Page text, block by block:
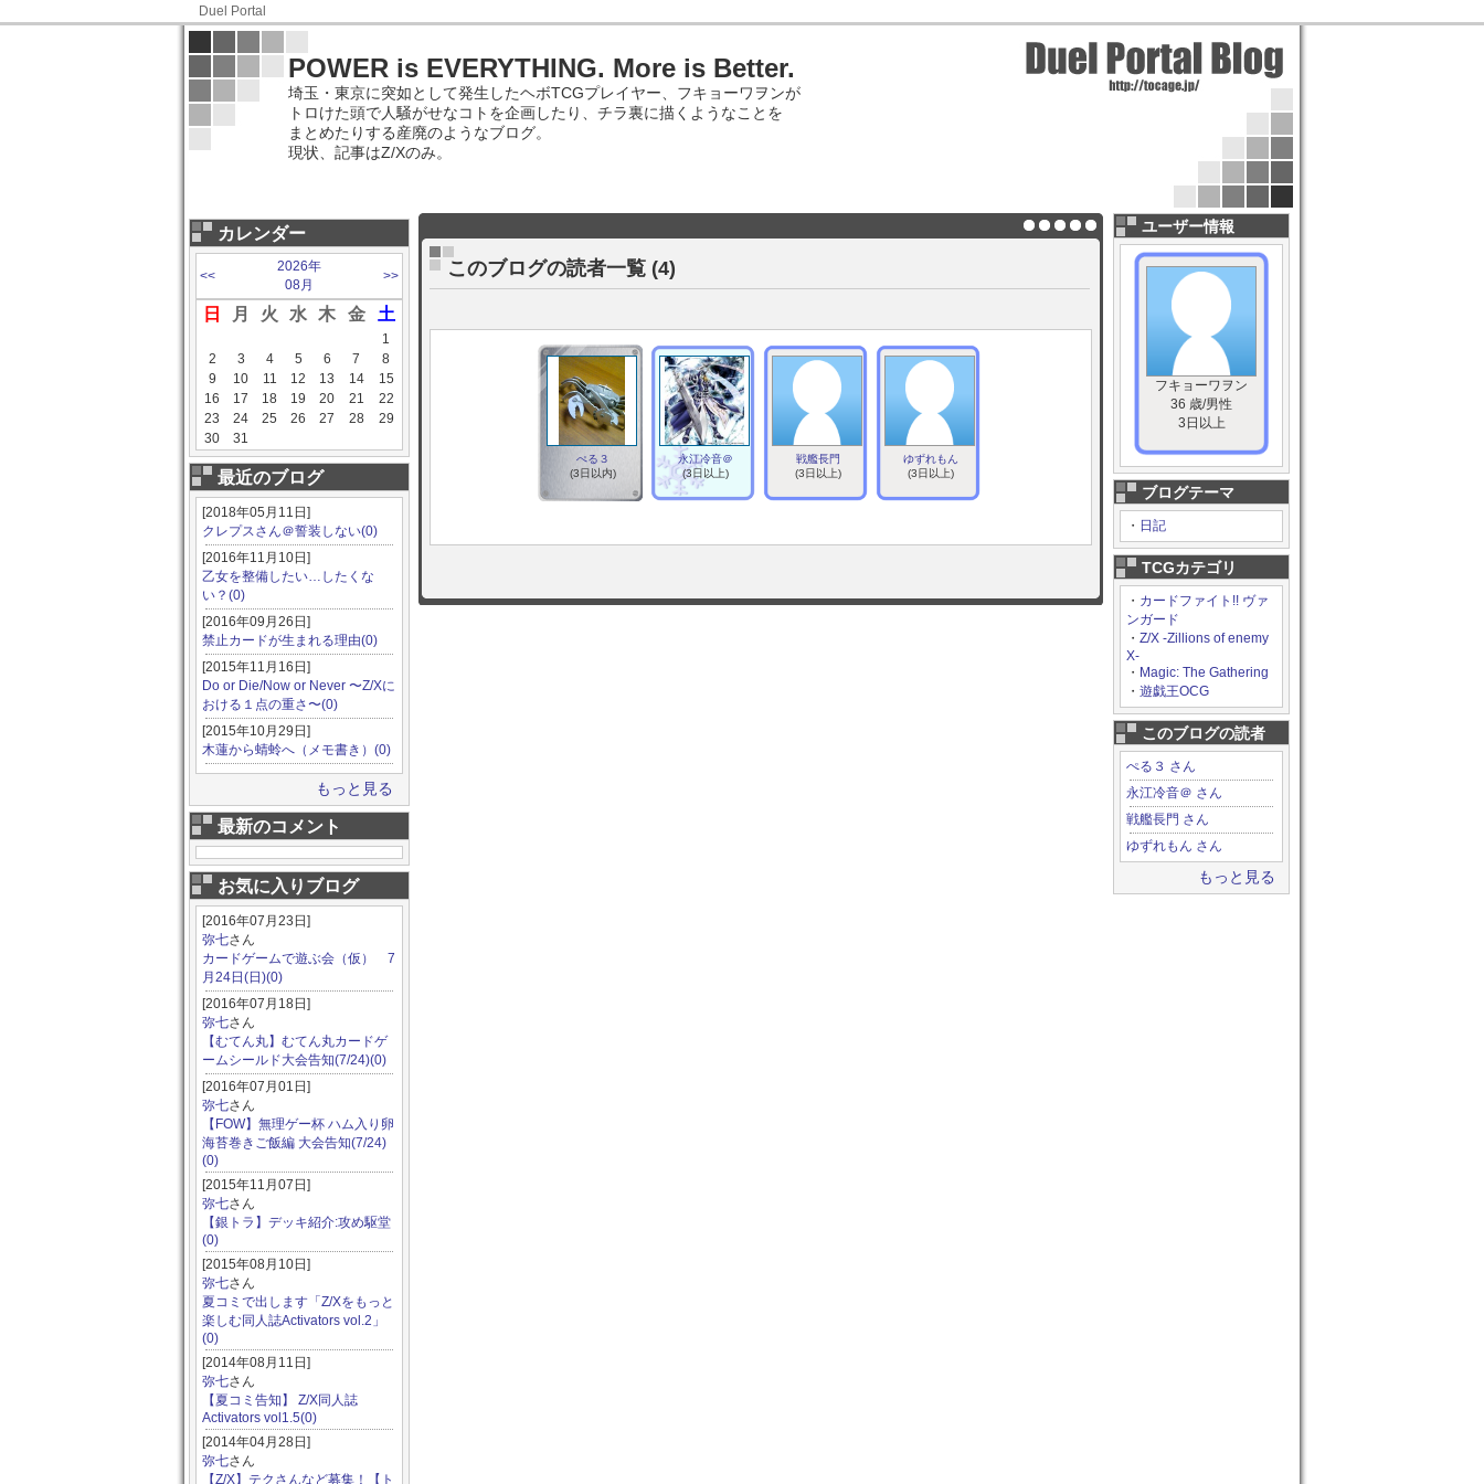
Duel Portal
POWER is EVERYTHING. More is Better.
埼玉・東京に突如として発生したヘボTCGプレイヤー、フキョーワヲンが
トロけた頭で人騒がせなコトを企画したり、チラ裏に描くようなことを
まとめたりする産廃のようなブログ。
現状、記事はZ/Xのみ。
カレンダー
<<
2026年
08月
>>
日 月 火 水 木 金 土
1
2
3 4 5 6 7
8
9
10 11 12 13 14
15
16
17 18 19 20 21
22
23
24 25 26 27 28
29
30
31
最近のブログ
[2018年05月11日]
クレプスさん＠誓装しない(0)
[2016年11月10日]
乙女を整備したい…したくな
い？(0)
[2016年09月26日]
禁止カードが生まれる理由(0)
[2015年11月16日]
Do or Die/Now or Never 〜Z/Xに
おける１点の重さ〜(0)
[2015年10月29日]
木蓮から蜻蛉へ（メモ書き）(0)
もっと見る
最新のコメント
お気に入りブログ
[2016年07月23日]
弥七さん
カードゲームで遊ぶ会（仮） 7
月24日(日)(0)
[2016年07月18日]
弥七さん
【むてん丸】むてん丸カードゲ
ームシールド大会告知(7/24)(0)
[2016年07月01日]
弥七さん
【FOW】無理ゲー杯 ハム入り卵
海苔巻きご飯編 大会告知(7/24)
(0)
[2015年11月07日]
弥七さん
【銀トラ】デッキ紹介:攻め駆堂
(0)
[2015年08月10日]
弥七さん
夏コミで出します「Z/Xをもっと
楽しむ同人誌Activators vol.2」
(0)
[2014年08月11日]
弥七さん
【夏コミ告知】 Z/X同人誌
Activators vol1.5(0)
[2014年04月28日]
弥七さん
【Z/X】テクさんなど募集！【ト
ユーザー情報
フキョーワヲン
36 歳/男性
3日以上
ブログテーマ
・ 日記
TCGカテゴリ
・ カードファイト!! ヴァ
ンガード
・ Z/X -Zillions of enemy
X-
・ Magic: The Gathering
・ 遊戯王OCG
このブログの読者
ぺる３ さん
永江冷音＠ さん
戦艦長門 さん
ゆずれもん さん
もっと見る
このブログの読者一覧 (4)
ぺる３
(3日以内)
永江冷音＠
(3日以上)
戦艦長門
(3日以上)
ゆずれもん
(3日以上)